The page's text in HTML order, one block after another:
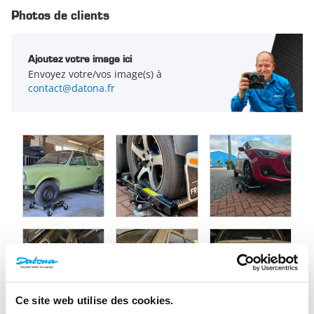
Ce site web utilise des cookies.
Photos de clients
Ajoutez votre image ici
Envoyez votre/vos image(s) à
contact@datona.fr